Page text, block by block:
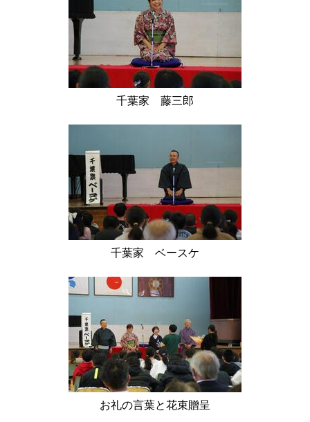
千葉家 藤三郎
千葉家 ベースケ
お礼の言葉と花束贈呈